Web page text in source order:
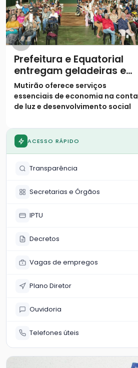
Prefeitura e Equatorial
entregam geladeiras e
prestam serviços à
população
Mutirão oferece serviços
essenciais de economia na conta
de luz e desenvolvimento social
ACESSO RÁPIDO
Transparência
Secretarias e Órgãos
IPTU
Decretos
Vagas de empregos
Plano Diretor
Ouvidoria
Telefones úteis